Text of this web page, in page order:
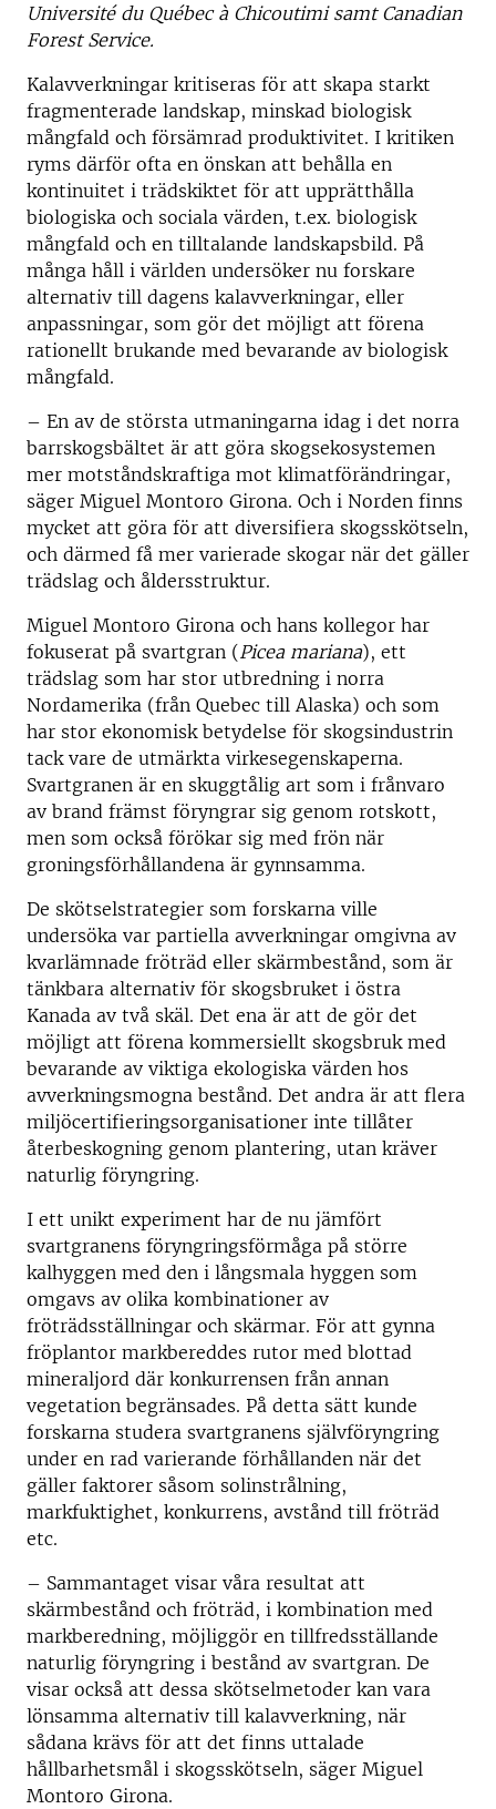
Université du Québec à Chicoutimi samt Canadian
Forest Service.
Kalavverkningar kritiseras för att skapa starkt
fragmenterade landskap, minskad biologisk
mångfald och försämrad produktivitet. I kritiken
ryms därför ofta en önskan att behålla en
kontinuitet i trädskiktet för att upprätthålla
biologiska och sociala värden, t.ex. biologisk
mångfald och en tilltalande landskapsbild. På
många håll i världen undersöker nu forskare
alternativ till dagens kalavverkningar, eller
anpassningar, som gör det möjligt att förena
rationellt brukande med bevarande av biologisk
mångfald.
– En av de största utmaningarna idag i det norra
barrskogsbältet är att göra skogsekosystemen
mer motståndskraftiga mot klimatförändringar,
säger Miguel Montoro Girona. Och i Norden finns
mycket att göra för att diversifiera skogsskötseln,
och därmed få mer varierade skogar när det gäller
trädslag och åldersstruktur.
Miguel Montoro Girona och hans kollegor har
fokuserat på svartgran (Picea mariana), ett
trädslag som har stor utbredning i norra
Nordamerika (från Quebec till Alaska) och som
har stor ekonomisk betydelse för skogsindustrin
tack vare de utmärkta virkesegenskaperna.
Svartgranen är en skuggtålig art som i frånvaro
av brand främst föryngrar sig genom rotskott,
men som också förökar sig med frön när
groningsförhållandena är gynnsamma.
De skötselstrategier som forskarna ville
undersöka var partiella avverkningar omgivna av
kvarlämnade fröträd eller skärmbestånd, som är
tänkbara alternativ för skogsbruket i östra
Kanada av två skäl. Det ena är att de gör det
möjligt att förena kommersiellt skogsbruk med
bevarande av viktiga ekologiska värden hos
avverkningsmogna bestånd. Det andra är att flera
miljöcertifieringsorganisationer inte tillåter
återbeskogning genom plantering, utan kräver
naturlig föryngring.
I ett unikt experiment har de nu jämfört
svartgranens föryngringsförmåga på större
kalhyggen med den i långsmala hyggen som
omgavs av olika kombinationer av
fröträdsställningar och skärmar. För att gynna
fröplantor markbereddes rutor med blottad
mineraljord där konkurrensen från annan
vegetation begränsades. På detta sätt kunde
forskarna studera svartgranens självföryngring
under en rad varierande förhållanden när det
gäller faktorer såsom solinstrålning,
markfuktighet, konkurrens, avstånd till fröträd
etc.
– Sammantaget visar våra resultat att
skärmbestånd och fröträd, i kombination med
markberedning, möjliggör en tillfredsställande
naturlig föryngring i bestånd av svartgran. De
visar också att dessa skötselmetoder kan vara
lönsamma alternativ till kalavverkning, när
sådana krävs för att det finns uttalade
hållbarhetsmål i skogsskötseln, säger Miguel
Montoro Girona.